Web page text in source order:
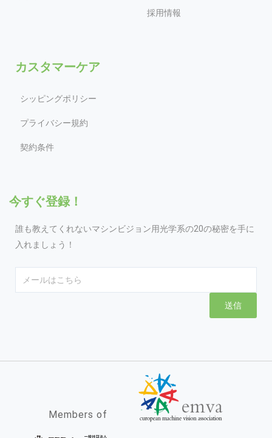
採用情報
カスタマーケア
シッピングポリシー
プライバシー規約
契約条件
今すぐ登録！
誰も教えてくれないマシンビジョン用光学系の20の秘密を手に
入れましょう！
送信
Members of